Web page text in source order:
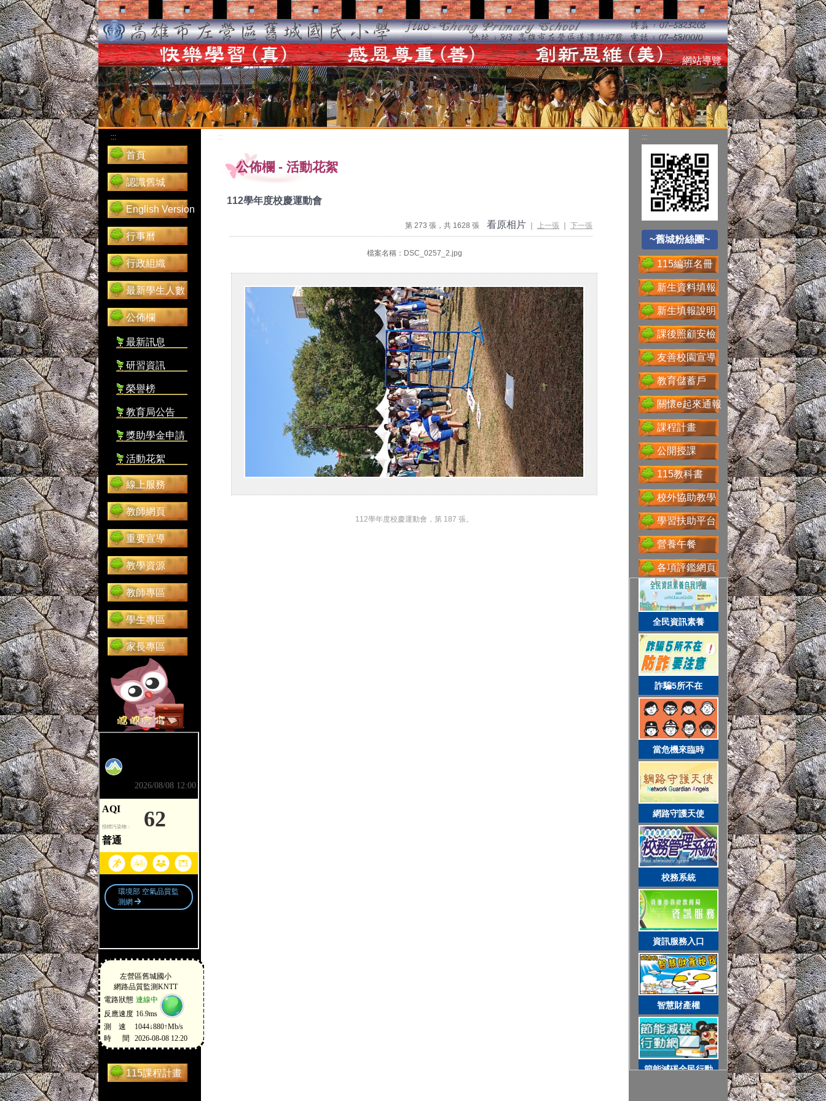
::: 網站導覽
:::
首頁
認識舊城
English Version
行事曆
行政組織
最新學生人數
公佈欄
最新訊息
研習資訊
榮譽榜
教育局公告
獎助學金申請
活動花絮
線上服務
教師網頁
重要宣導
教學資源
教師專區
學生專區
家長專區
115課程計畫
:::
公佈欄 - 活動花絮
112學年度校慶運動會
第 273 張，共 1628 張 看原相片 上一張 下一張
檔案名稱：DSC_0257_2.jpg
112學年度校慶運動會，第 187 張。
:::
~舊城粉絲團~
~舊城粉絲團~
115編班名冊
新生資料填報
新生填報說明
課後照顧安檢
友善校園宣導
教育儲蓄戶
關懷e起來通報
課程計畫
公開授課
115教科書
校外協助教學
學習扶助平台
營養午餐
各項評鑑網頁
網路守護天使
校務系統
資訊服務入口
智慧財產權
節能減碳全民行動
空氣品質監測站
空氣品質監測站
圓夢助學網
圓夢助學網
遊戲軟體分級制
遊戲軟體分級制
Office365
送子鳥資訊服務
Google For
Education
性別主流化專區
科技大觀園
省水好習慣
全民資訊素養
詐騙5所不在
當危機來臨時
網路守護天使
校務系統
資訊服務入口
智慧財產權